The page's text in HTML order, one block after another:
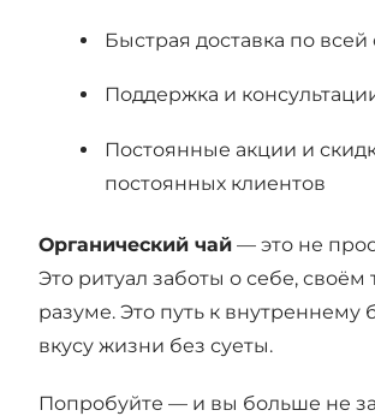
Быстрая доставка по всей
Поддержка и
Постоянные акции и
постоянных клиентов
Органический чай — это не
Это ритуал заботы о себе, своём
разуме. Это путь к внутреннему
вкусу жизни без суеты.
Попробуйте — и вы больше не